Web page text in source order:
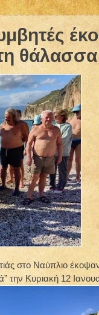
θάλασσα
στο Ναύπλιο
την Κυριακή 12